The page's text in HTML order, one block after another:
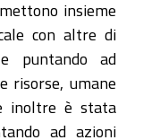
insieme
con altre di
puntando ad
risorse, umane
inoltre è stata
ad azioni